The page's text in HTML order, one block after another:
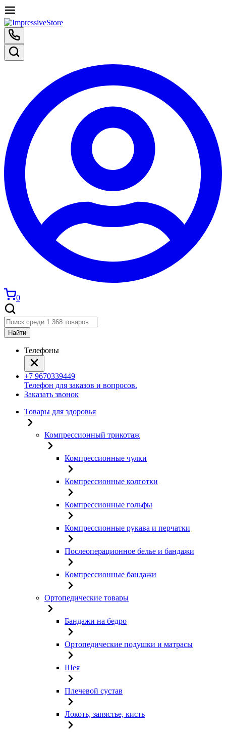
0
Найти
Телефоны
+7 9670339449
Телефон для заказов и вопросов.
Заказать звонок
Товары для здоровья
Компрессионный трикотаж
Компрессионные чулки
Компрессионные колготки
Компрессионные гольфы
Компрессионные рукава и перчатки
Послеоперационное белье и бандажи
Компрессионные бандажи
Ортопедические товары
Бандажи на бедро
Ортопедические подушки и матрасы
Шея
Плечевой сустав
Локоть, запястье, кисть